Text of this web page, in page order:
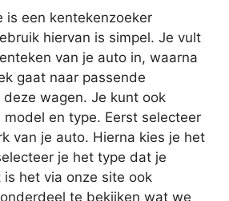
is een kentekenzoeker
hiervan is simpel. Je vult
van je auto in, waarna
gaat naar passende
deze wagen. Je kunt ook
model en type. Eerst selecteer
van je auto. Hierna kies je het
je het type dat je
het via onze site ook
te bekijken wat we